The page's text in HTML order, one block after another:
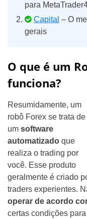
para
Capital – O
gerais
O que é um
funciona?
Resumidamente, um
robô Forex se trata de
um software
automatizado que
realiza o trading por
você. Esse produto
geralmente é criado
traders experientes.
operar de acordo
certas condições